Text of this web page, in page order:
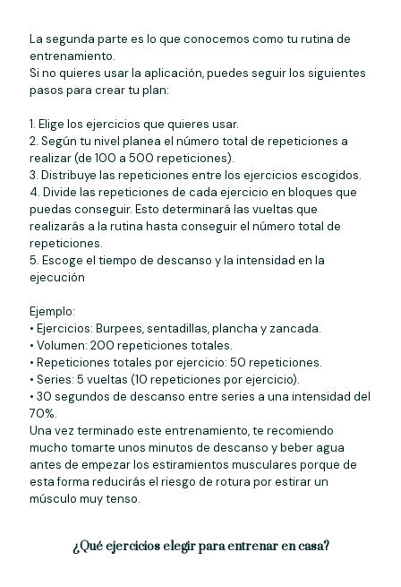
La segunda parte es lo que conocemos como tu rutina de
entrenamiento.
Si no quieres usar la aplicación, puedes seguir los siguientes
pasos para crear tu plan:
1. Elige los ejercicios que quieres usar.
2. Según tu nivel planea el número total de repeticiones a
realizar (de 100 a 500 repeticiones).
3. Distribuye las repeticiones entre los ejercicios escogidos.
4. Divide las repeticiones de cada ejercicio en bloques que
puedas conseguir. Esto determinará las vueltas que
realizarás a la rutina hasta conseguir el número total de
repeticiones.
5. Escoge el tiempo de descanso y la intensidad en la
ejecución
Ejemplo:
• Ejercicios: Burpees, sentadillas, plancha y zancada.
• Volumen: 200 repeticiones totales.
• Repeticiones totales por ejercicio: 50 repeticiones.
• Series: 5 vueltas (10 repeticiones por ejercicio).
• 30 segundos de descanso entre series a una intensidad del
70%.
Una vez terminado este entrenamiento, te recomiendo
mucho tomarte unos minutos de descanso y beber agua
antes de empezar los estiramientos musculares porque de
esta forma reducirás el riesgo de rotura por estirar un
músculo muy tenso.
¿Qué ejercicios elegir para entrenar en casa?